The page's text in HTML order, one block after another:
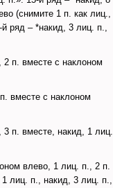
(снимите 1 п. как лиц.,
ряд – *накид, 3 лиц. п.,
п. вместе с наклоном
вместе с наклоном
п. вместе, накид, 1 лиц.
влево, 1 лиц. п., 2 п.
лиц. п., накид, 3 лиц. п.,